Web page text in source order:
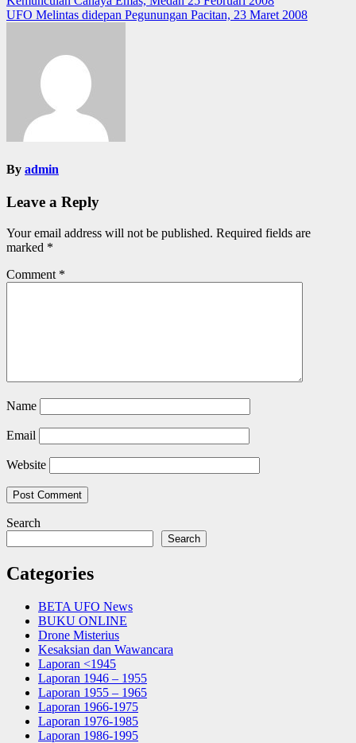
navigation
UFO Melintas didepan Pegunungan Pacitan, 23 Maret 2008
By admin
Leave a Reply
Your email address will not be published. Required fields are
marked *
Comment *
Name
Email
Website
Search
Search
Categories
BETA UFO News
BUKU ONLINE
Drone Misterius
Kesaksian dan Wawancara
Laporan <1945
Laporan 1946 – 1955
Laporan 1955 – 1965
Laporan 1966-1975
Laporan 1976-1985
Laporan 1986-1995